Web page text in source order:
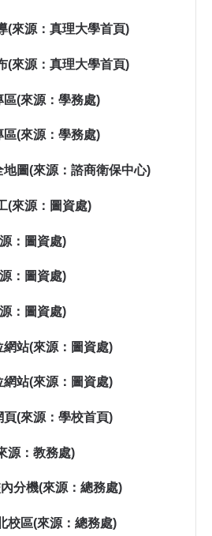
(來源：真理大學首頁)
(來源：真理大學首頁)
(來源：學務處)
(來源：學務處)
圖(來源：諮商衛保中心)
(來源：圖資處)
：圖資處)
：圖資處)
：圖資處)
站(來源：圖資處)
站(來源：圖資處)
(來源：學校首頁)
源：教務處)
分機(來源：總務處)
校區(來源：總務處)